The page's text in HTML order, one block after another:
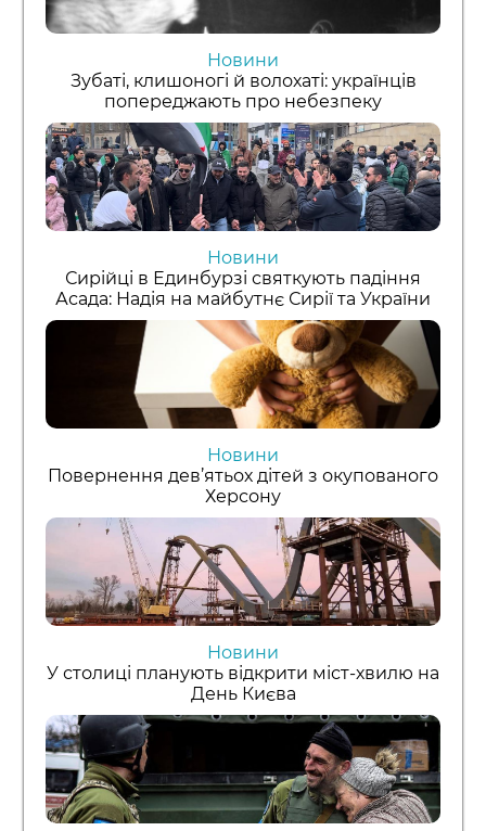
Новини
Зубаті, клишоногі й волохаті: українців
попереджають про небезпеку
Новини
Сирійці в Единбурзі святкують падіння
Асада: Надія на майбутнє Сирії та України
Новини
Повернення дев’ятьох дітей з окупованого
Херсону
Новини
У столиці планують відкрити міст-хвилю на
День Києва